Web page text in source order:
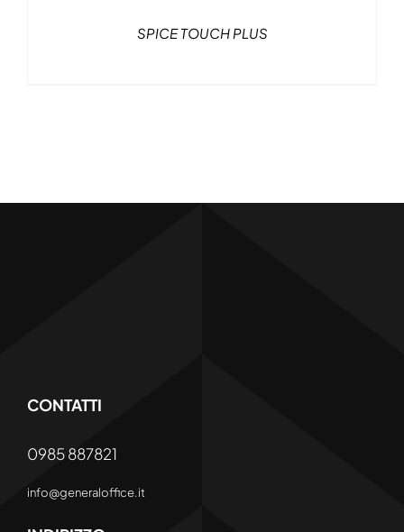
SPICE TOUCH PLUS
CONTATTI
0985 887821
info@generaloffice.it